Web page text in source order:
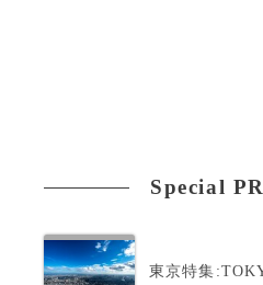
Special PR
東京特集